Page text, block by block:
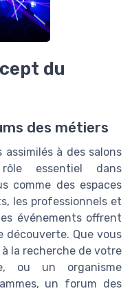
du
des métiers
à des salons
essentiel dans
comme des espaces
les professionnels et
événements offrent
découverte. Que vous
la recherche de votre
ou un organisme
un forum des